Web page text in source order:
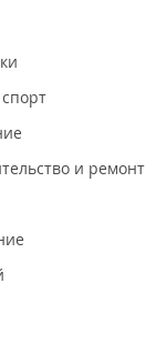
и ремонт